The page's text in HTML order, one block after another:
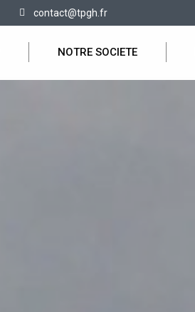
contact@tpgh.fr
NOTRE SOCIETE